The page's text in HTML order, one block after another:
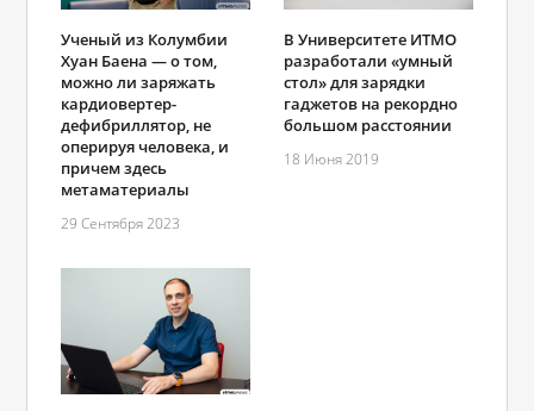
Ученый из Колумбии
Хуан Баена — о том,
можно ли заряжать
кардиовертер-
дефибриллятор, не
оперируя человека, и
причем здесь
метаматериалы
29 Сентября 2023
В Университете ИТМО
разработали «умный
стол» для зарядки
гаджетов на рекордно
большом расстоянии
18 Июня 2019